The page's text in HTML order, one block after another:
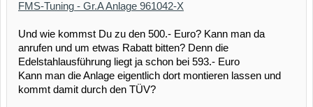
FMS-Tuning - Gr.A Anlage 961042-X
Und wie kommst Du zu den 500.- Euro? Kann man da
anrufen und um etwas Rabatt bitten? Denn die
Edelstahlausführung liegt ja schon bei 593.- Euro
Kann man die Anlage eigentlich dort montieren lassen und
kommt damit durch den TÜV?